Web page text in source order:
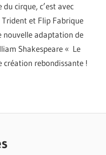
cirque, c’est avec
et Flip Fabrique
nouvelle adaptation de
Shakespeare « Le
création rebondissante !